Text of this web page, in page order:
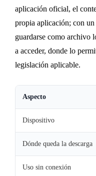
aplicación oficial, el
propia aplicación; con
guardarse como archivo
a acceder, donde lo
legislación aplicable.
Aspecto
Dispositivo
Dónde queda la descarga
Uso sin conexión